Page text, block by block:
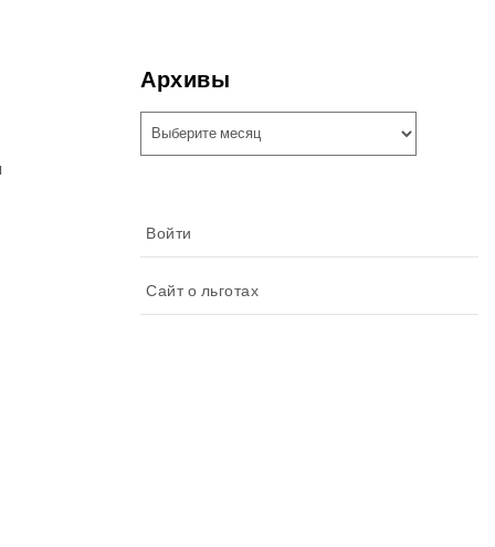
Архивы
Войти
Сайт о льготах